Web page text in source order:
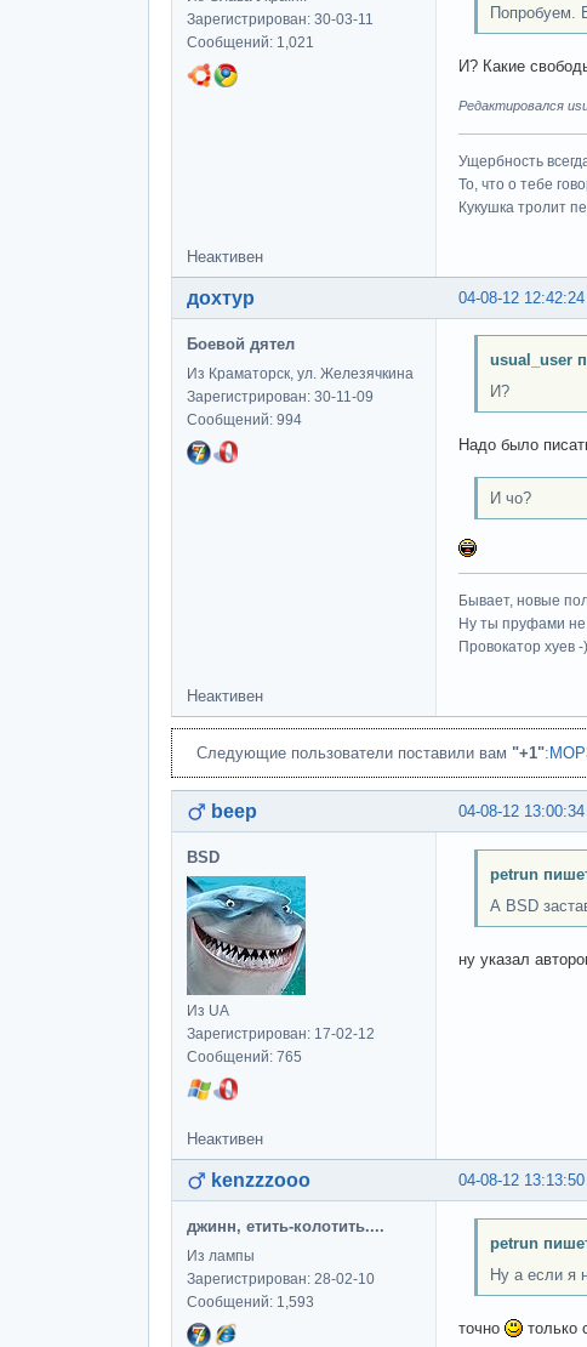
Зарегистрирован: 30-03-11
Сообщений: 1,021
Попробуем.
И? Какие
Редактировался
Ущербность
То, что о тебе
Кукушка тролит
Неактивен
04-08-12 12:42:24
дохтур
Боевой дятел
Из Краматорск, ул. Железячкина
Зарегистрирован: 30-11-09
Сообщений: 994
usual_user
И?
Надо было
И чо?
Бывает, новые
Ну ты пруфами
Провокатор хуев
Неактивен
Следующие пользователи поставили вам "+1":
04-08-12 13:00:34
beep
BSD
Из UA
Зарегистрирован: 17-02-12
Сообщений: 765
petrun
А BSD
ну указал
Неактивен
04-08-12 13:13:50
kenzzzooo
джинн, етить-колотить....
Из лампы
Зарегистрирован: 28-02-10
Сообщений: 1,593
petrun
Ну а если я
точно только